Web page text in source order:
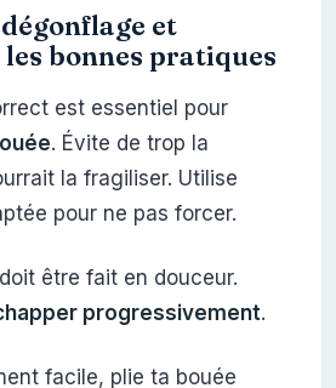
et
les bonnes pratiques
est essentiel pour
. Évite de trop la
la fragiliser. Utilise
pour ne pas forcer.
être fait en douceur.
progressivement.
facile, plie ta bouée